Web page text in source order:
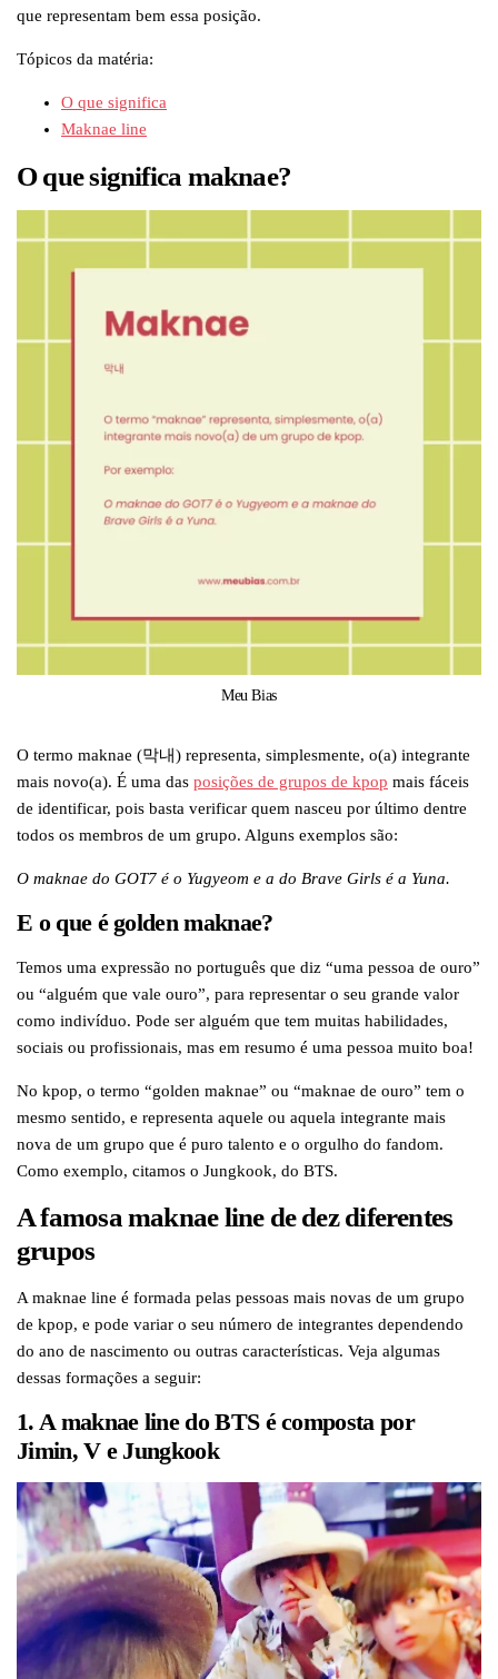
que representam bem essa posição.
Tópicos da matéria:
O que significa
Maknae line
O que significa maknae?
Meu Bias
O termo maknae (막내) representa, simplesmente, o(a) integrante
mais novo(a). É uma das posições de grupos de kpop mais fáceis
de identificar, pois basta verificar quem nasceu por último dentre
todos os membros de um grupo. Alguns exemplos são:
O maknae do GOT7 é o Yugyeom e a do Brave Girls é a Yuna.
E o que é golden maknae?
Temos uma expressão no português que diz “uma pessoa de ouro”
ou “alguém que vale ouro”, para representar o seu grande valor
como indivíduo. Pode ser alguém que tem muitas habilidades,
sociais ou profissionais, mas em resumo é uma pessoa muito boa!
No kpop, o termo “golden maknae” ou “maknae de ouro” tem o
mesmo sentido, e representa aquele ou aquela integrante mais
nova de um grupo que é puro talento e o orgulho do fandom.
Como exemplo, citamos o Jungkook, do BTS.
A famosa maknae line de dez diferentes
grupos
A maknae line é formada pelas pessoas mais novas de um grupo
de kpop, e pode variar o seu número de integrantes dependendo
do ano de nascimento ou outras características. Veja algumas
dessas formações a seguir:
1. A maknae line do BTS é composta por
Jimin, V e Jungkook